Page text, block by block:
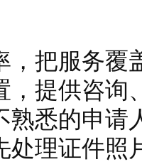
，把服务覆
，提供咨询
熟悉的申请
处理证件照